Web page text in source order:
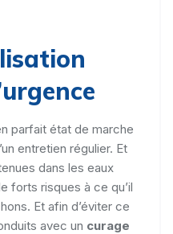
parfait état de marche
entretien régulier. Et
dans les eaux
forts risques à ce qu’il
Et afin d’éviter ce
avec un curage